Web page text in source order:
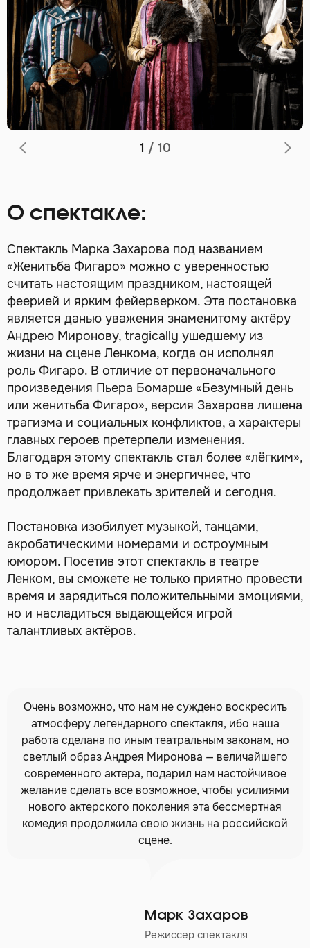
1 / 10
О спектакле:
Спектакль Марка Захарова под названием
«Женитьба Фигаро» можно с уверенностью
считать настоящим праздником, настоящей
феерией и ярким фейерверком. Эта постановка
является данью уважения знаменитому актёру
Андрею Миронову, tragically ушедшему из
жизни на сцене Ленкома, когда он исполнял
роль Фигаро. В отличие от первоначального
произведения Пьера Бомарше «Безумный день
или женитьба Фигаро», версия Захарова лишена
трагизма и социальных конфликтов, а характеры
главных героев претерпели изменения.
Благодаря этому спектакль стал более «лёгким»,
но в то же время ярче и энергичнее, что
продолжает привлекать зрителей и сегодня.
Постановка изобилует музыкой, танцами,
акробатическими номерами и остроумным
юмором. Посетив этот спектакль в театре
Ленком, вы сможете не только приятно провести
время и зарядиться положительными эмоциями,
но и насладиться выдающейся игрой
талантливых актёров.
Марк Захаров
Режиссер спектакля
Очень возможно, что нам не суждено воскресить
атмосферу легендарного спектакля, ибо наша
работа сделана по иным театральным законам, но
светлый образ Андрея Миронова — величайшего
современного актера, подарил нам настойчивое
желание сделать все возможное, чтобы усилиями
нового актерского поколения эта бессмертная
комедия продолжила свою жизнь на российской
сцене.